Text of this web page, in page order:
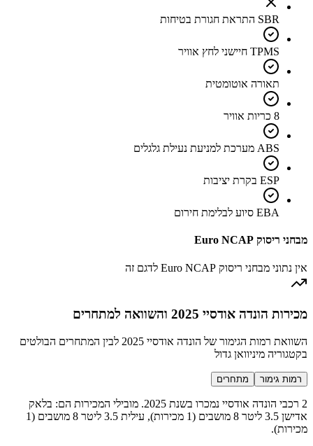
SBR התראת חגורת בטיחות
TPMS חיישני לחץ אוויר
תאורה אוטומטית
8 כריות אוויר
ABS מערכת למניעת נעילת גלגלים
ESP בקרת יציבות
EBA סיוע לבלימת חירום
מבחני ריסוק Euro NCAP
אין נתוני מבחני ריסוק Euro NCAP לדגם זה
מכירות הונדה אודסיי 2025 והשוואה למתחרים
השוואת רמות הגימור של הונדה אודסיי 2025 לבין המתחרים הבולטים
בקטגוריה מיניוואן גדול
רמות גימור מתחרים
2 רכבי הונדה אודסיי נמכרו בשנת 2025. מובילי המכירות הם: בלאק
אדישן 3.5 ליטר 8 מושבים (1 מכירות), עילית 3.5 ליטר 8 מושבים (1
מכירות).